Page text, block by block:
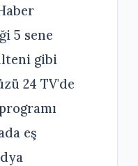
5 sene
gibi
24 TV'de
eş